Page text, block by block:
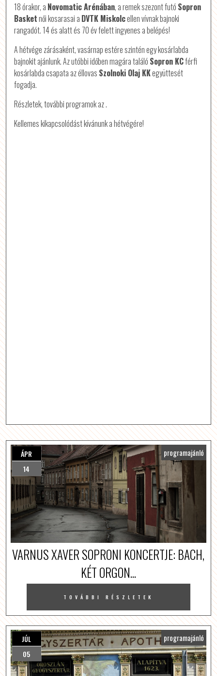
18 órakor, a Novomatic Arénában, a remek szezont futó Sopron
Basketnői kosarasai a DVTK Miskolcellen vívnak bajnoki
rangadót. 14 és alatt és 70 év felett ingyenes a belépés!
A hétvége zárásaként, vasárnap estére szintén egy kosárlabda
bajnokit ajánlunk. Az utóbbi időben magára találó Sopron KCférfi
kosárlabda csapata az éllovas Szolnoki Olaj KKegyüttesét
fogadja.
Részletek, további programok az.
Kellemes kikapcsolódást kívánunk a hétvégére!
ÁPR
14
programajánló
VARNUS XAVER SOPRONI KONCERTJE: BACH,
KÉT ORGON...
TOVÁBBI RÉSZLETEK
JÚL
05
programajánló